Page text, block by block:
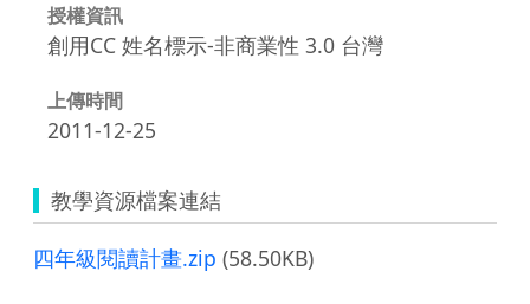
授權資訊
創用CC 姓名標示-非商業性 3.0 台灣
上傳時間
2011-12-25
教學資源檔案連結
四年級閱讀計畫.zip (58.50KB)